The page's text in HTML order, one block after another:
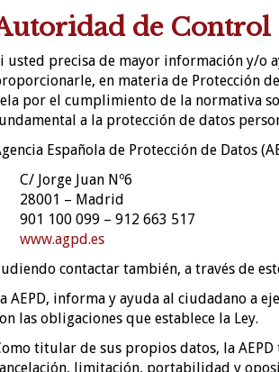
de Control
usted precisa de mayor información y/o
en materia de Protección
por el cumplimiento de la normativa
a la protección de datos
Española de Protección de Datos
C/ Jorge Juan Nº6
28001 – Madrid
901 100 099 – 912 663 517
www.agpd.es
contactar también, a través de
AEPD, informa y ayuda al ciudadano a
las obligaciones que establece la Ley.
titular de sus propios datos, la
limitación, portabilidad y